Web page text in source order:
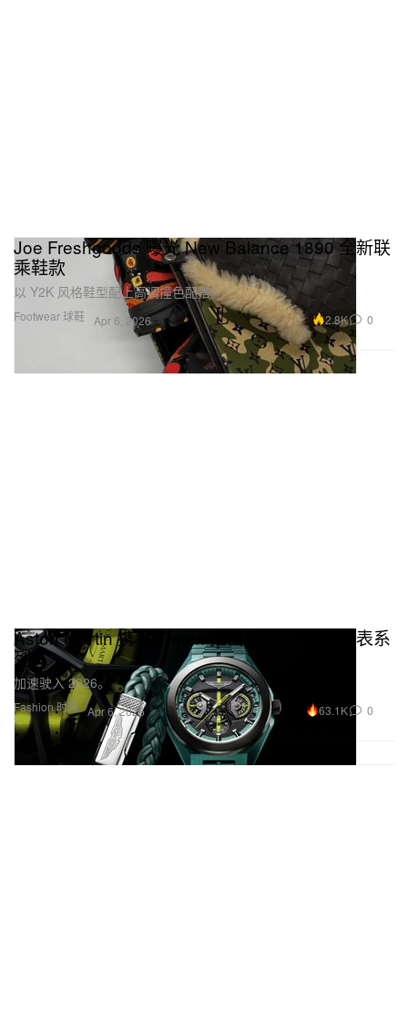
Footwear 球鞋
Joe Freshgoods 曝光 New Balance 1890 全新联
乘鞋款
以 Y2K 风格鞋型配上高调撞色配搭。
Apr 6, 2026 2.8K 0
Fashion 时装
Aston Martin 携手 Timex 推出全新 TKS 联名表系
列
加速驶入 2026。
Apr 6, 2026 63.1K 0